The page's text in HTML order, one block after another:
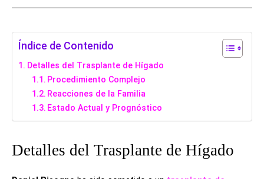
Índice de Contenido
Detalles del Trasplante de Hígado
Procedimiento Complejo
Reacciones de la Familia
Estado Actual y Prognóstico
Detalles del Trasplante de Hígado